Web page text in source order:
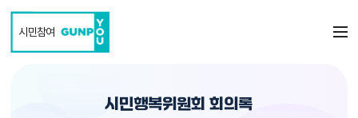
시민참여
시민행복위원회 회의록